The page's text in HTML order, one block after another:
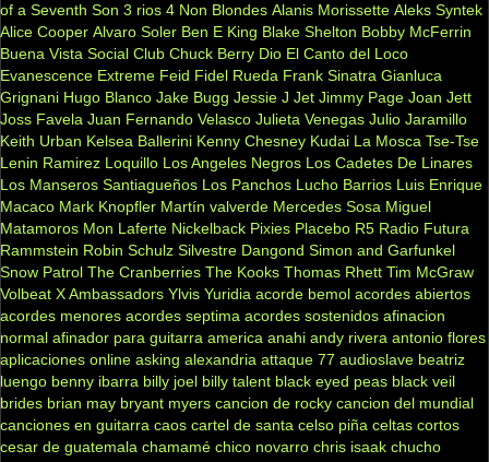
of a Seventh Son 3 rios 4 Non Blondes Alanis Morissette Aleks Syntek
Alice Cooper Alvaro Soler Ben E King Blake Shelton Bobby McFerrin
Buena Vista Social Club Chuck Berry Dio El Canto del Loco
Evanescence Extreme Feid Fidel Rueda Frank Sinatra Gianluca
Grignani Hugo Blanco Jake Bugg Jessie J Jet Jimmy Page Joan Jett
Joss Favela Juan Fernando Velasco Julieta Venegas Julio Jaramillo
Keith Urban Kelsea Ballerini Kenny Chesney Kudai La Mosca Tse-Tse
Lenin Ramirez Loquillo Los Angeles Negros Los Cadetes De Linares
Los Manseros Santiagueños Los Panchos Lucho Barrios Luis Enrique
Macaco Mark Knopfler Martín valverde Mercedes Sosa Miguel
Matamoros Mon Laferte Nickelback Pixies Placebo R5 Radio Futura
Rammstein Robin Schulz Silvestre Dangond Simon and Garfunkel
Snow Patrol The Cranberries The Kooks Thomas Rhett Tim McGraw
Volbeat X Ambassadors Ylvis Yuridia acorde bemol acordes abiertos
acordes menores acordes septima acordes sostenidos afinacion
normal afinador para guitarra america anahi andy rivera antonio flores
aplicaciones online asking alexandria attaque 77 audioslave beatriz
luengo benny ibarra billy joel billy talent black eyed peas black veil
brides brian may bryant myers cancion de rocky cancion del mundial
canciones en guitarra caos cartel de santa celso piña celtas cortos
cesar de guatemala chamamé chico novarro chris isaak chucho